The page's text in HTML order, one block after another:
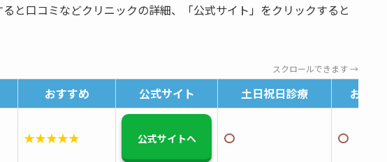
と口コミなどクリニックの詳細、「公式サイト」をクリックすると
スクロールできます →
おすすめ 公式サイト 土日祝日診療 お急ぎ便
★★★★★ 公式サイトへ 〇 〇